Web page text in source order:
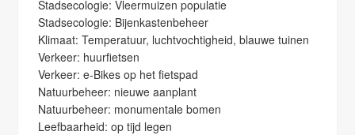
Stadsecologie: Vleermuizen populatie
Stadsecologie: Bijenkastenbeheer
Klimaat: Temperatuur, luchtvochtigheid, blauwe tuinen
Verkeer: huurfietsen
Verkeer: e-Bikes op het fietspad
Natuurbeheer: nieuwe aanplant
Natuurbeheer: monumentale bomen
Leefbaarheid: op tijd legen